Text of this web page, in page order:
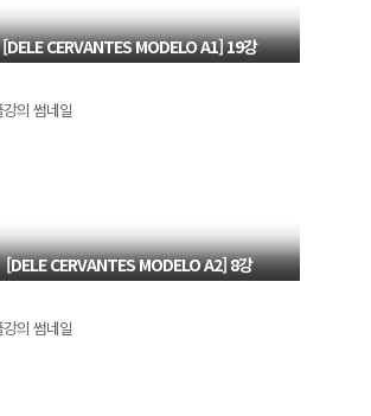
[DELE CERVANTES MODELO A1] 19강
[DELE CERVANTES MODELO A2] 8강